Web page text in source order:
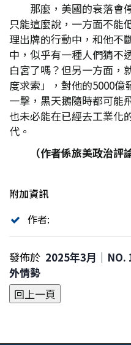
那麼，美國的衰落會
只能這麼說，一方面不能
理出牌的行動中，和他不
中，似乎有一種人們猜不
白宮了嗎？但另一方面，
度求索」，對他的5000億
一擊，黑天鵝隨時都可能
也未必能在已經去工業化
代。
（作者係旅美政治評
附加資訊
作者:
發佈於 2025年3月｜
外情勢